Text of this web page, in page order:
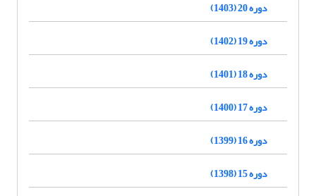
دوره 20 (1403)
دوره 19 (1402)
دوره 18 (1401)
دوره 17 (1400)
دوره 16 (1399)
دوره 15 (1398)